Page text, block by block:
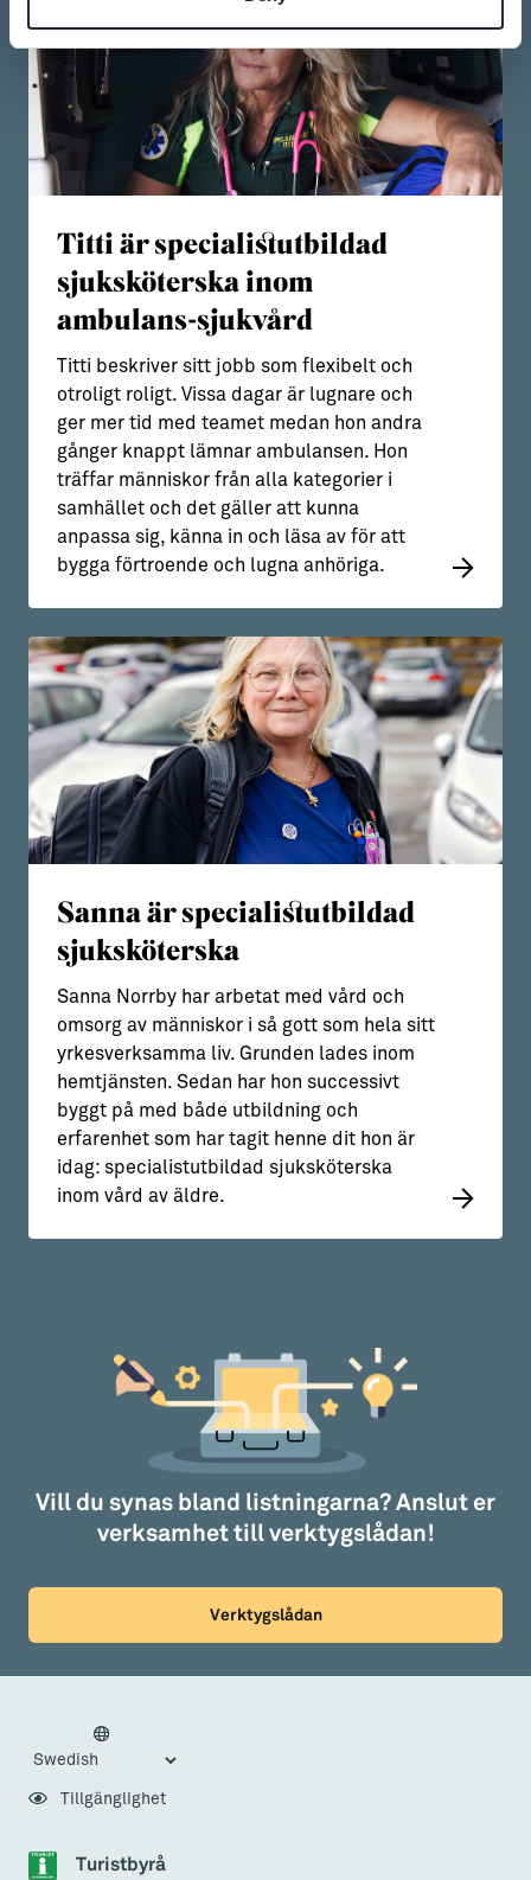
Titti är specialistutbildad
sjuksköterska inom
ambulans-sjukvård
Titti beskriver sitt jobb som flexibelt och
otroligt roligt. Vissa dagar är lugnare och
ger mer tid med teamet medan hon andra
gånger knappt lämnar ambulansen. Hon
träffar människor från alla kategorier i
samhället och det gäller att kunna
anpassa sig, känna in och läsa av för att
bygga förtroende och lugna anhöriga.
Sanna är specialistutbildad
sjuksköterska
Sanna Norrby har arbetat med vård och
omsorg av människor i så gott som hela sitt
yrkesverksamma liv. Grunden lades inom
hemtjänsten. Sedan har hon successivt
byggt på med både utbildning och
erfarenhet som har tagit henne dit hon är
idag: specialistutbildad sjuksköterska
inom vård av äldre.
Vill du synas bland listningarna? Anslut er
verksamhet till verktygslådan!
Verktygslådan
Turistbyrå
Tillgänglighet